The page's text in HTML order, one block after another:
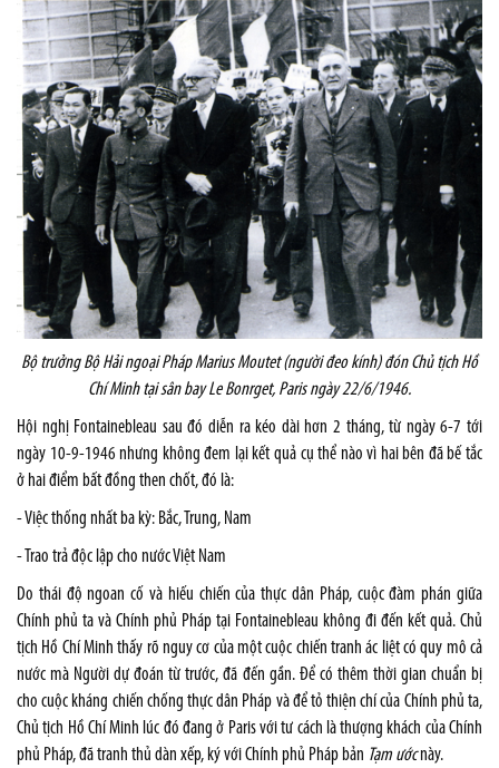
Bộ trưởng Bộ Hải ngoại Pháp Marius Moutet (người đeo kính) đón Chủ tịch Hồ
Chí Minh tại sân bay Le Bonrget, Paris ngày 22/6/1946.
Hội nghị Fontainebleau sau đó diễn ra kéo dài hơn 2 tháng, từ ngày 6-7 tới
ngày 10-9-1946 nhưng không đem lại kết quả cụ thể nào vì hai bên đã bế tắc
ở hai điểm bất đồng then chốt, đó là:
- Việc thống nhất ba kỳ: Bắc,Trung, Nam
- Trao trả độc lập cho nước Việt Nam
Do thái độ ngoan cố và hiếu chiến của thực dân Pháp, cuộc đàm phán giữa
Chính phủ ta và Chính phủ Pháp tại Fontainebleau không đi đến kết quả. Chủ
tịch Hồ Chí Minh thấy rõ nguy cơ của một cuộc chiến tranh ác liệt có quy mô cả
nước mà Người dự đoán từ trước, đã đến gần. Để có thêm thời gian chuẩn bị
cho cuộc kháng chiến chống thực dân Pháp và để tỏ thiện chí của Chính phủ ta,
Chủ tịch Hồ Chí Minh lúc đó đang ở Parisvới tư cách là thượng khách của Chính
phủ Pháp, đã tranh thủ dàn xếp, ký với Chính phủ Pháp bản Tạm ướcnày.